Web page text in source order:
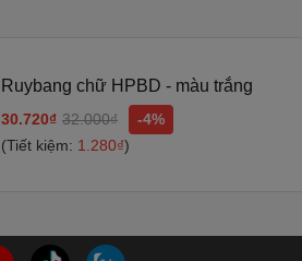
Ruybang chữ HPBD - màu trắng
30.720₫ 32.000₫
-4%
(Tiết kiệm: 1.280₫)